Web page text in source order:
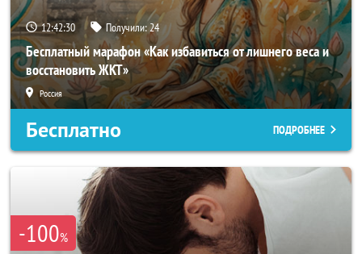
12:42:28 Получили:24
Бесплатный марафон «Как избавиться от лишнего веса и
восстановить ЖКТ»
Россия
Бесплатно ПОДРОБНЕЕ
-100%